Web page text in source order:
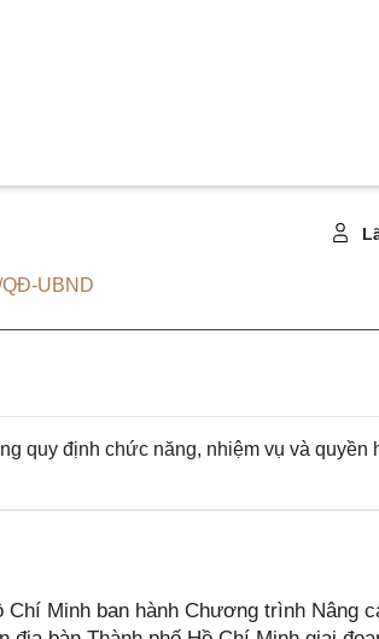
QĐ-UBND
quy định chức năng, nhiệm vụ và quyền
Minh ban hành Chương trình Nâng